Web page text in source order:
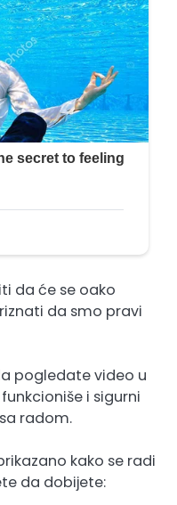
da će se oako
da smo pravi
pogledate video u
i sigurni
radom.
kako se radi
da dobijete: